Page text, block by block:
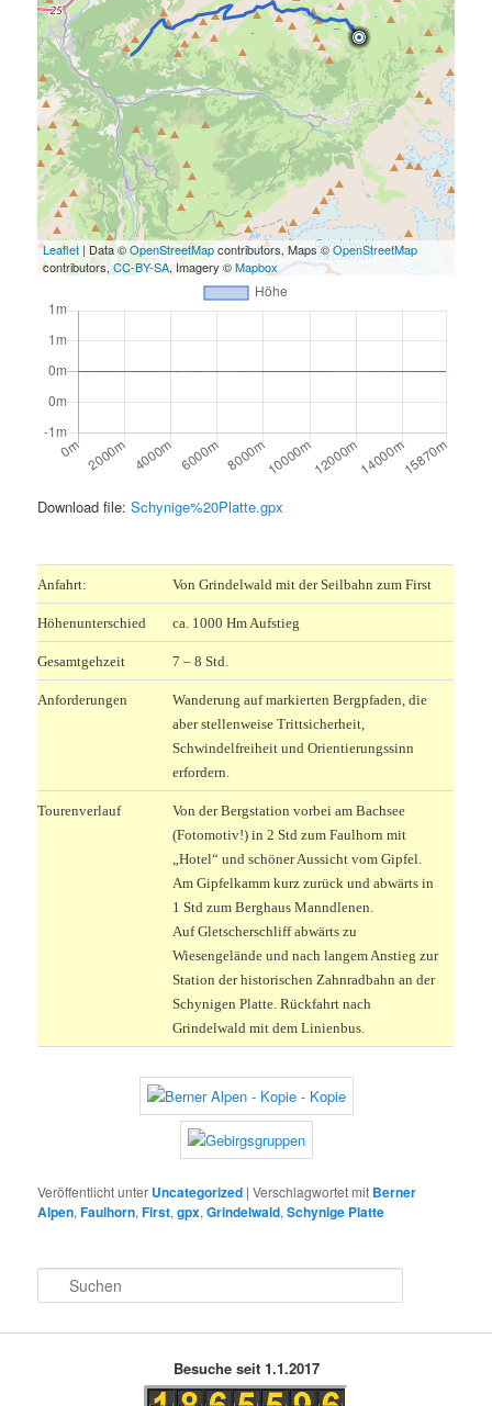
Leaflet | Data ©OpenStreetMapcontributors, Maps ©OpenStreetMap
contributors,CC-BY-SA, Imagery ©Mapbox
Download file:Schynige%20Platte.gpx
Anfahrt: Von Grindelwald mit der Seilbahn zum First
Höhenunterschied ca. 1000 Hm Aufstieg
Gesamtgehzeit 7 – 8 Std.
Anforderungen
Wanderung auf markierten Bergpfaden, die
aber stellenweise Trittsicherheit,
Schwindelfreiheit und Orientierungssinn
erfordern.
Tourenverlauf
Von der Bergstation vorbei am Bachsee
(Fotomotiv!) in 2 Std zum Faulhorn mit
„Hotel“ und schöner Aussicht vom Gipfel.
Am Gipfelkamm kurz zurück und abwärts in
1 Std zum Berghaus Manndlenen.
Auf Gletscherschliff abwärts zu
Wiesengelände und nach langem Anstieg zur
Station der historischen Zahnradbahn an der
Schynigen Platte. Rückfahrt nach
Grindelwald mit dem Linienbus.
Veröffentlicht unter Uncategorized |Verschlagwortet mit Berner
Alpen,Faulhorn,First,gpx,Grindelwald,Schynige Platte
u
Besuche seit 1.1.2017